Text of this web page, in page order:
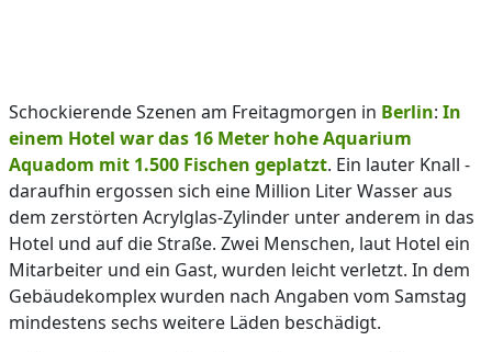
Schockierende Szenen am Freitagmorgen in Berlin: In
einem Hotel war das 16 Meter hohe Aquarium
Aquadom mit 1.500 Fischen geplatzt. Ein lauter Knall -
daraufhin ergossen sich eine Million Liter Wasser aus
dem zerstörten Acrylglas-Zylinder unter anderem in das
Hotel und auf die Straße. Zwei Menschen, laut Hotel ein
Mitarbeiter und ein Gast, wurden leicht verletzt. In dem
Gebäudekomplex wurden nach Angaben vom Samstag
mindestens sechs weitere Läden beschädigt.